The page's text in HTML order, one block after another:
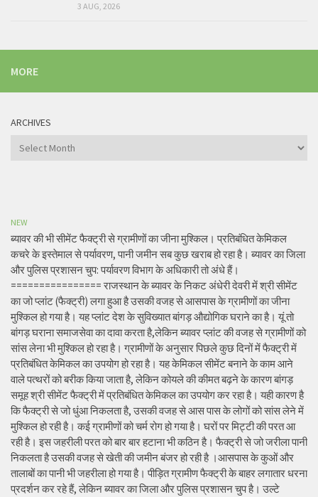
3 AUG, 2026
MORE
ARCHIVES
Archives
NEW
ब्यावर की भी सीमेंट फैक्ट्री से ग्रामीणों का जीना मुश्किल। प्रतिबंधित केमिकल
कचरे के इस्तेमाल से पर्यावरण, पानी जमीन सब कुछ खराब हो रहा है। ब्यावर का जिला
और पुलिस प्रशासन चुप: पर्यावरण विभाग के अधिकारी तो अंधे हैं।
================ राजस्थान के ब्यावर के निकट अंधेरी देवरी में श्री सीमेंट
का जो प्लांट (फैक्ट्री) लगा हुआ है उसकी वजह से आसपास के ग्रामीणों का जीना
मुश्किल हो गया है। यह प्लांट देश के सुविख्यात बांगड़ औद्योगिक घराने का है। यूं तो
बांगड़ घराना समाजसेवा का दावा करता है,लेकिन ब्यावर प्लांट की वजह से ग्रामीणों को
सांस लेना भी मुश्किल हो रहा है। ग्रामीणों के अनुसार पिछले कुछ दिनों में फैक्ट्री में
प्रतिबंधित केमिकल का उपयोग हो रहा है। यह केमिकल सीमेंट बनाने के काम आने
वाले पत्थरों को बरीक किया जाता है, लेकिन कोयले की कीमत बढ़ने के कारण बांगड़
समूह श्री सीमेंट फैक्ट्री में प्रतिबंधित केमिकल का उपयोग कर रहा है। यही कारण है
कि फैक्ट्री से जो धुंआ निकलता है, उसकी वजह से आस पास के लोगों को सांस लेने में
मुश्किल हो रही है। कई ग्रामीणों को चर्म रोग हो गया है। घरों पर मिट्टी की परत आ
रही है। इस जहरीली परत को बार बार हटाना भी कठिन है। फैक्ट्री से जो जरीला पानी
निकलता है उसकी वजह से खेती की जमीन बंजर हो रही है ।आसपास के कुओं और
तालाबों का पानी भी जहरीला हो गया है। पीड़ित ग्रामीण फैक्ट्री के बाहर लगातार धरना
प्रदर्शन कर रहे हैं, लेकिन ब्यावर का जिला और पुलिस प्रशासन चुप है। उल्टे